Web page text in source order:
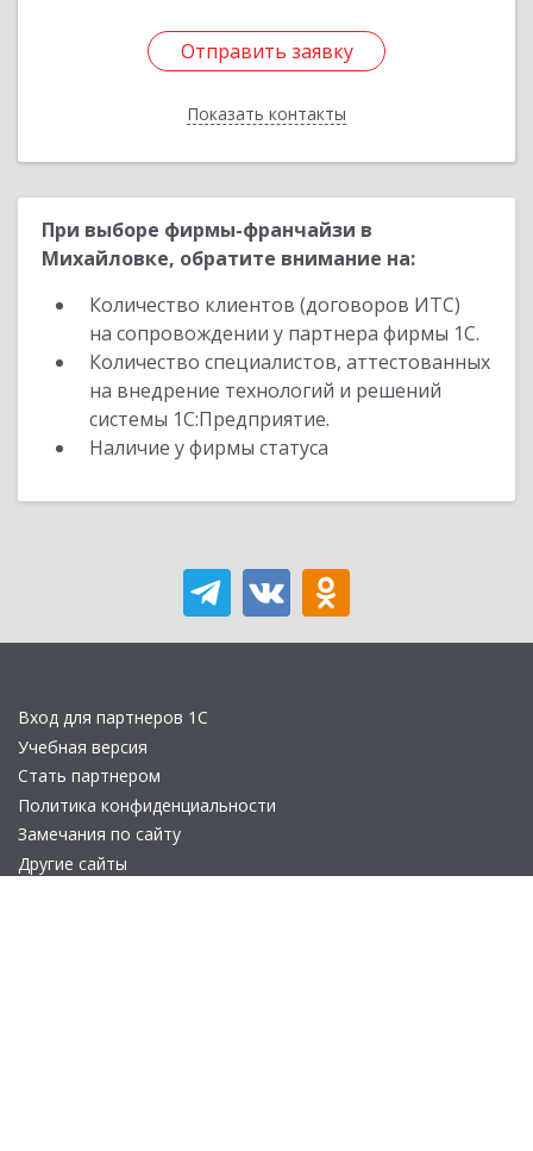
Отправить заявку
Показать контакты
Отправить заявку
Назад
При выборе фирмы-франчайзи в
Михайловке, обратите внимание на:
Количество клиентов (договоров ИТС)
на сопровождении у партнера фирмы 1С.
Количество специалистов, аттестованных
на внедрение технологий и решений
системы 1С:Предприятие.
Наличие у фирмы статуса
Вход для партнеров 1С
Учебная версия
Стать партнером
Политика конфиденциальности
Замечания по сайту
Другие сайты